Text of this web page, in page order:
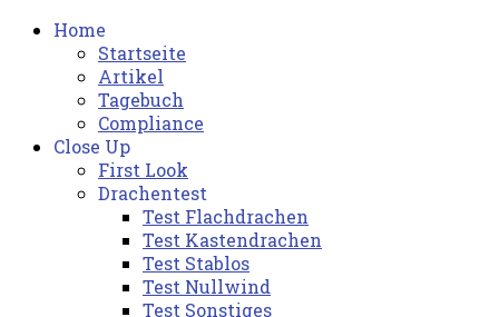
Home
Startseite
Artikel
Tagebuch
Compliance
Close Up
First Look
Drachentest
Test Flachdrachen
Test Kastendrachen
Test Stablos
Test Nullwind
Test Sonstiges